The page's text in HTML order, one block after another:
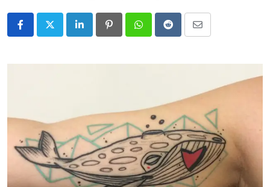
LinkedIn PinterestWhatsappRedditShare
Email